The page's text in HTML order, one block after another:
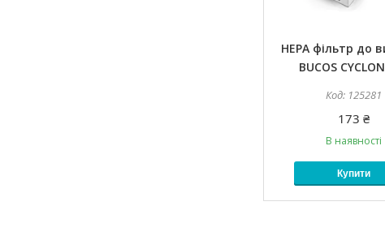
HEPA фільтр до
BUCOS
125281
173 ₴
В наявності
Купити